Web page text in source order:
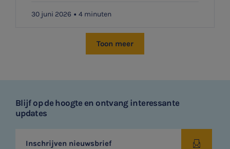
30 juni 2026 4 minuten
Toon meer
Blijf op de hoogte en ontvang interessante
updates
Inschrijven nieuwsbrief